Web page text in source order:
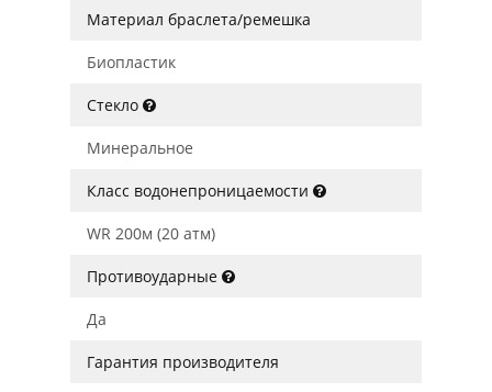
Материал браслета/ремешка
Биопластик
Стекло
Минеральное
Класс водонепроницаемости
WR 200м (20 атм)
Противоударные
Да
Гарантия производителя